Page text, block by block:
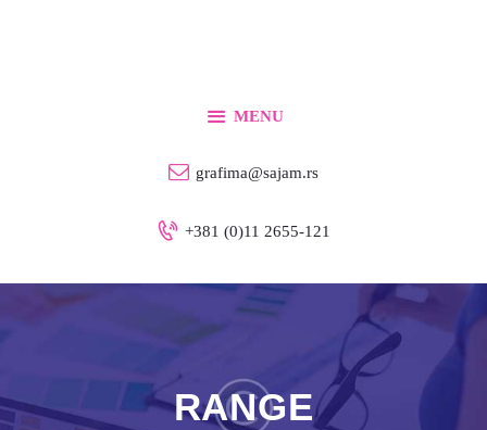
MENU
grafima@sajam.rs
+381 (0)11 2655-121
RANGE